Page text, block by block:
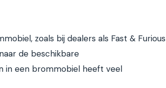
zoals bij dealers als Fast & Furious
de beschikbare
in een brommobiel heeft veel